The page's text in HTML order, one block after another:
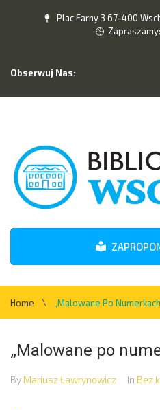
Plac Farny 3 67-400
Obserwuj Nas:
Home \ „Malowane Po
„Malowane po
By Mariusz Ławrynowicz In Bez